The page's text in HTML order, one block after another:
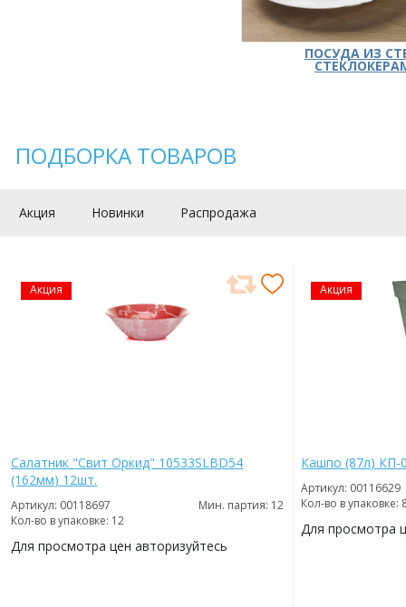
ПОСУДА ИЗ
ПОДБОРКА ТОВАРОВ
Акция Новинки Распродажа
Акция
Салатник "Свит Оркид" 10533SLBD54
(162мм) 12шт.
Артикул: 00118697
Мин. партия: 12
Кол-во в упаковке: 12
Для просмотра цен авторизуйтесь
Акция
Кашпо (87л) КП-
Артикул: 00116629
Кол-во в упаковке:
Для просмотра